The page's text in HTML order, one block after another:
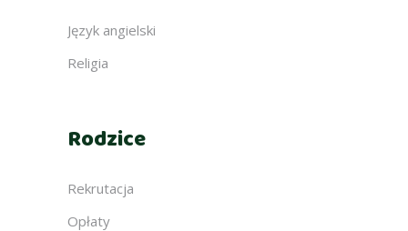
Język angielski
Religia
Rodzice
Rekrutacja
Opłaty